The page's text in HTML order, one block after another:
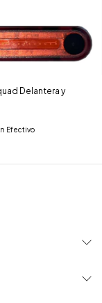
Delantera y
Efectivo